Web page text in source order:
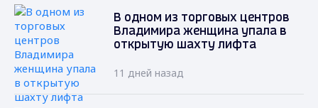
В одном из торговых центров
Владимира женщина упала в
открытую шахту лифта
11 дней назад